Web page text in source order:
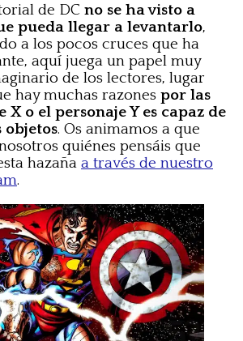
de DC no se ha visto a
pueda llegar a levantarlo,
a los pocos cruces que ha
aquí juega un papel muy
de los lectores, lugar
hay muchas razones por las
X o el personaje Y es capaz de
objetos. Os animamos a que
quiénes pensáis que
hazaña a través de nuestro
.